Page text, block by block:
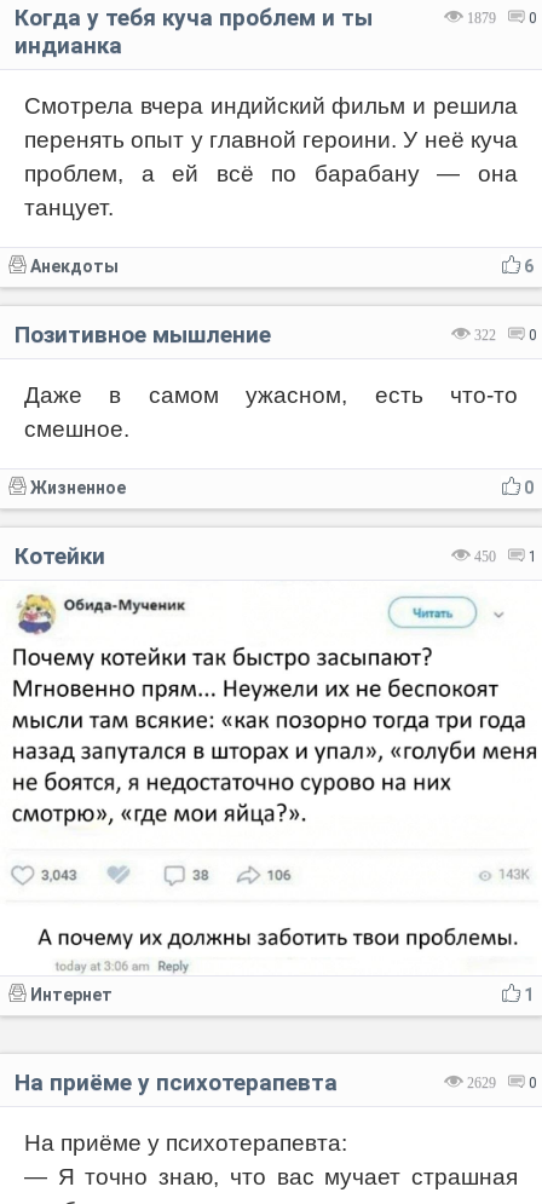
1879 0
Когда у тебя куча проблем и ты
индианка
Смотрела вчера индийский фильм и решила
перенять опыт у главной героини. У неё куча
проблем, а ей всё по барабану — она
танцует.
6
Анекдоты
322 0
Позитивное мышление
Даже в самом ужасном, есть что-то
смешное.
0
Жизненное
450 1
Котейки
1
Интернет
2629 0
На приёме у психотерапевта
На приёме у психотерапевта:
— Я точно знаю, что вас мучает страшная